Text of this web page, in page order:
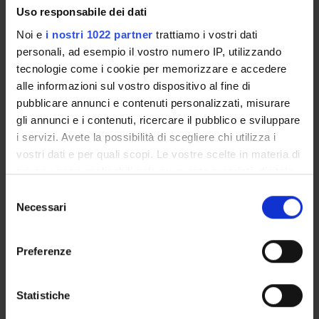
Uso responsabile dei dati
Noi e i nostri 1022 partner trattiamo i vostri dati
personali, ad esempio il vostro numero IP, utilizzando
tecnologie come i cookie per memorizzare e accedere
alle informazioni sul vostro dispositivo al fine di
pubblicare annunci e contenuti personalizzati, misurare
gli annunci e i contenuti, ricercare il pubblico e sviluppare
i servizi. Avete la possibilità di scegliere chi utilizza i
vostri dati e per quali scopi. Le vostre scelte in materia di
privacy sono applicabili solo su questa proprietà digitale
modificare o revocare il proprio consenso in qualsiasi
momento dalla Dichiarazione sui cookie o facendo clic
raccogliere informazioni sulla tua posizione
geografica, con un'approssimazione di qualche
delNecessari
Preferenze
Statistiche
Monica Paccaloni
Michela Rimondini
Professore associato
Christa Zimmermann
Incaricato alla ricerca
COLLABORATORI ESTERNI
SEZIONI